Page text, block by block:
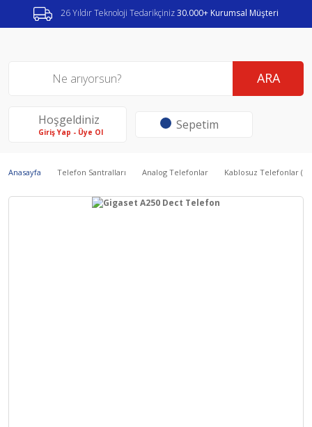
26 Yıldır Teknoloji Tedarikçiniz30.000+ Kurumsal Müşteri
ARA
Hoşgeldiniz
Giriş Yap - Üye Ol Sepetim
Anasayfa Telefon Santralları Analog Telefonlar Kablosuz Telefonlar